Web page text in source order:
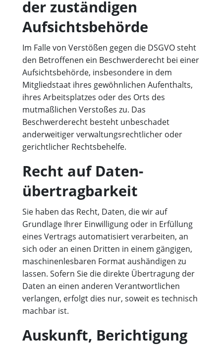
der zuständigen
Aufsichts­behörde
Im Falle von Verstößen gegen die DSGVO steht
den Betroffenen ein Beschwerderecht bei einer
Aufsichtsbehörde, insbesondere in dem
Mitgliedstaat ihres gewöhnlichen Aufenthalts,
ihres Arbeitsplatzes oder des Orts des
mutmaßlichen Verstoßes zu. Das
Beschwerderecht besteht unbeschadet
anderweitiger verwaltungsrechtlicher oder
gerichtlicher Rechtsbehelfe.
Recht auf Daten­
übertrag­barkeit
Sie haben das Recht, Daten, die wir auf
Grundlage Ihrer Einwilligung oder in Erfüllung
eines Vertrags automatisiert verarbeiten, an
sich oder an einen Dritten in einem gängigen,
maschinenlesbaren Format aushändigen zu
lassen. Sofern Sie die direkte Übertragung der
Daten an einen anderen Verantwortlichen
verlangen, erfolgt dies nur, soweit es technisch
machbar ist.
Auskunft, Berichtigung